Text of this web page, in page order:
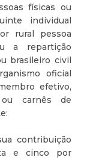
físicas ou
individual
rural pessoa
a repartição
brasileiro civil
oficial
efetivo,
carnês de
contribuição
e cinco por